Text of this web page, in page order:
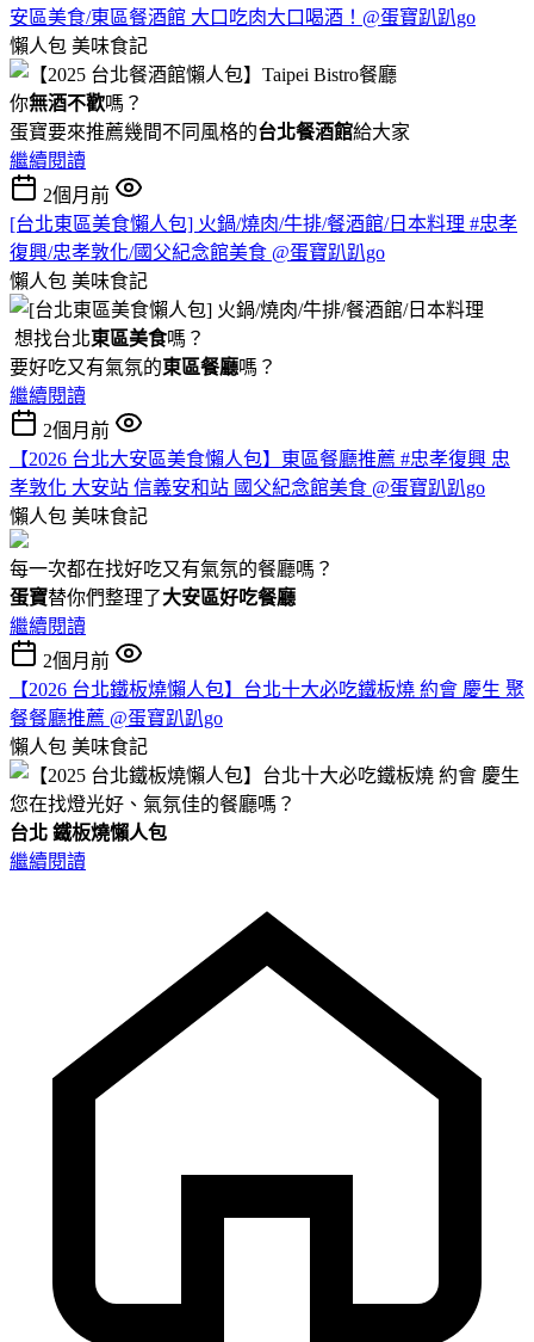
安區美食/東區餐酒館 大口吃肉大口喝酒！@蛋寶趴趴go
懶人包 美味食記
你無酒不歡嗎？
蛋寶要來推薦幾間不同風格的台北餐酒館給大家
繼續閱讀
2個月前
[台北東區美食懶人包] 火鍋/燒肉/牛排/餐酒館/日本料理 #忠孝
復興/忠孝敦化/國父紀念館美食 @蛋寶趴趴go
懶人包 美味食記
想找台北東區美食嗎？
要好吃又有氣氛的東區餐廳嗎？
繼續閱讀
2個月前
【2026 台北大安區美食懶人包】東區餐廳推薦 #忠孝復興 忠
孝敦化 大安站 信義安和站 國父紀念館美食 @蛋寶趴趴go
懶人包 美味食記
每一次都在找好吃又有氣氛的餐廳嗎？
蛋寶替你們整理了大安區好吃餐廳
繼續閱讀
2個月前
【2026 台北鐵板燒懶人包】台北十大必吃鐵板燒 約會 慶生 聚
餐餐廳推薦 @蛋寶趴趴go
懶人包 美味食記
您在找燈光好、氣氛佳的餐廳嗎？
台北 鐵板燒懶人包
繼續閱讀